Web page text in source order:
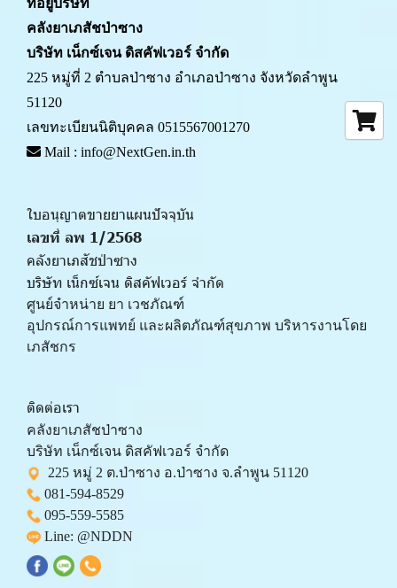
ที่อยู่บริษัท
คลังยาเภสัชป่าซาง
บริษัท เน็กซ์เจน ดิสคัฟเวอร์ จำกัด
225 หมู่ที่ 2 ตำบลป่าซาง อำเภอป่าซาง จังหวัดลำพูน
51120
เลขทะเบียนนิติบุคคล 0515567001270
Mail : info@NextGen.in.th
ใบอนุญาตขายยาแผนปัจจุบัน
เลขที่ ลพ 1/2568
คลังยาเภสัชป่าซาง
บริษัท เน็กซ์เจน ดิสคัฟเวอร์ จำกัด
ศูนย์จำหน่าย ยา เวชภัณฑ์
﻿อุปกรณ์การแพทย์ และผลิตภัณฑ์สุขภาพ บริหารงานโดย
เภสัชกร
ติดต่อเรา
คลังยาเภสัชป่าซาง
บริษัท เน็กซ์เจน ดิสคัฟเวอร์ จำกัด
225 หมู่ 2 ต.ป่าซาง อ.ป่าซาง จ.ลำพูน 51120
081-594-8529
095-559-5585
Line: @NDDN